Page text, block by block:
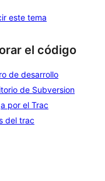
este tema
el código
de desarrollo
de Subversion
por el Trac
del trac